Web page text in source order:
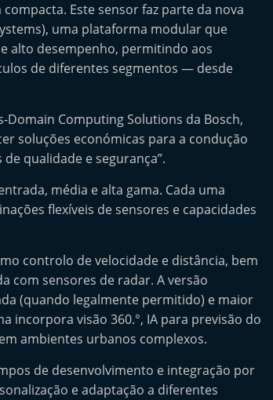
Este sensor faz parte da nova
uma plataforma modular que
alto desempenho, permitindo aos
de diferentes segmentos — desde
Computing Solutions da Bosch,
soluções económicas para a condução
qualidade e segurança”.
média e alta gama. Cada uma
flexíveis de sensores e capacidades
controlo de velocidade e distância, bem
com sensores de radar. A versão
(quando legalmente permitido) e maior
incorpora visão 360.°, IA para previsão do
ambientes urbanos complexos.
de desenvolvimento e integração por
e adaptação a diferentes